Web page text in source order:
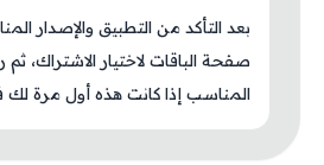
بعد التأكد من التطبيق والإصدار
صفحة الباقات لاختيار الاشتراك،
المناسب إذا كانت هذه أول مرة لك